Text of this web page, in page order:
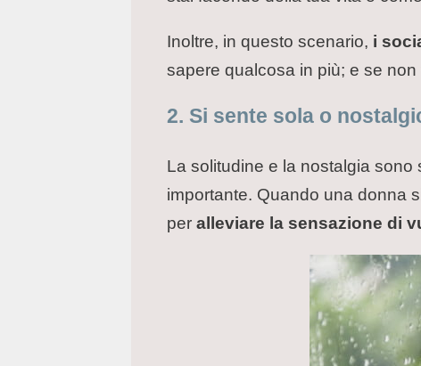
Inoltre, in questo scenario, i
sapere qualcosa in più; e se
2. Si sente sola o
La solitudine e la nostalgia
importante. Quando una donna
per alleviare la sensazione di